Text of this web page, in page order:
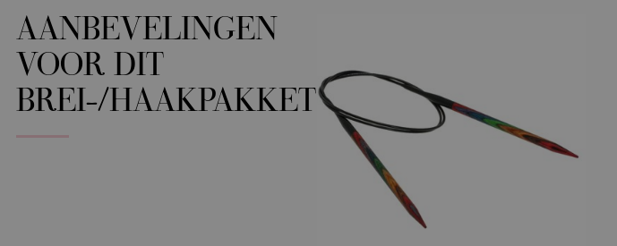
AANBEVELINGEN
VOOR DIT
BREI-/HAAKPAKKET